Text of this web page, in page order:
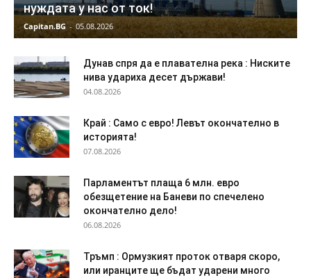
нуждата у нас от ток!
Capitan.BG - 05.08.2026
Дyнaв спря да e плaвaтeлнa peĸa : Ниските
нива удариха десет държави!
04.08.2026
Край : Само с евро! Левът окончателно в
историята!
07.08.2026
Парламентът плаща 6 млн. евро
обезщетение на Баневи по спечелено
окончателно дело!
06.08.2026
Тръмп : Ормузкият проток отваря скоро,
или иранците ще бъдат ударени много